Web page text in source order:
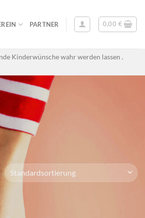
PARTNER 0,00 €
Kinderwünsche wahr werden lassen .